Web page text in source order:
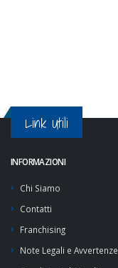
Link Utili
INFORMAZIONI
Chi Siamo
Contatti
Franchising
Note Legali e Avvertenze